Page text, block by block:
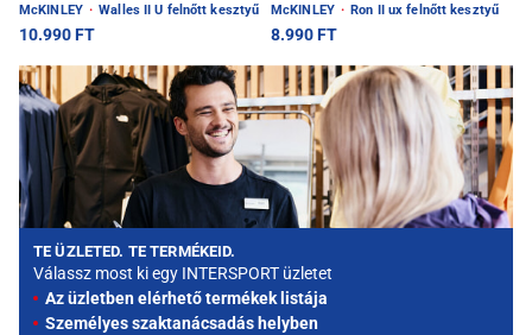
McKINLEY · Walles II U felnőtt kesztyű
10.990 FT
McKINLEY · Ron II ux felnőtt kesztyű
8.990 FT
TE ÜZLETED. TE TERMÉKEID.
Válassz most ki egy INTERSPORT üzletet
Az üzletben elérhető termékek listája
Személyes szaktanácsadás helyben